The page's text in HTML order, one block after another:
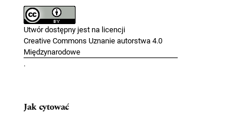
Utwór dostępny jest na licencji
Creative Commons Uznanie autorstwa 4.0
Międzynarodowe
.
Jak cytować